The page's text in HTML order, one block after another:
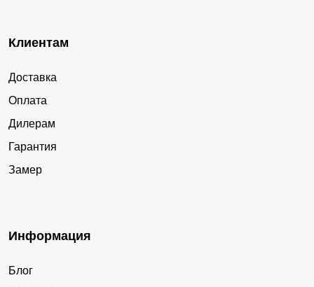
Клиентам
Доставка
Оплата
Дилерам
Гарантия
Замер
Информация
Блог